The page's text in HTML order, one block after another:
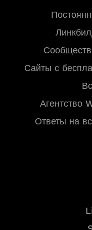
Сайты с
Агентство
Ответы на